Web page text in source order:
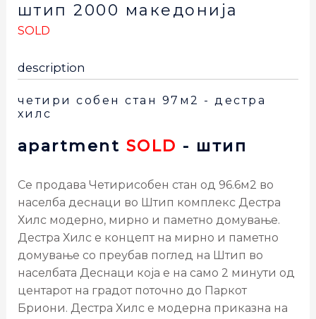
штип 2000 македонија
SOLD
description
четири собен стан 97м2 - дестра
хилс
apartment SOLD - штип
Се продава Четирисобен стан од 96.6м2 во
населба деснаци во Штип комплекс Дестра
Хилс модерно, мирно и паметно домување.
Дестра Хилс е концепт на мирно и паметно
домување со преубав поглед на Штип во
населбата Деснаци која е на само 2 минути од
центарот на градот поточно до Паркот
Бриони. Дестра Хилс е модерна приказна на